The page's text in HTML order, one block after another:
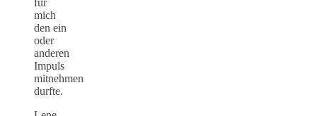
für
mich
den ein
oder
anderen
Impuls
mitnehmen
durfte.